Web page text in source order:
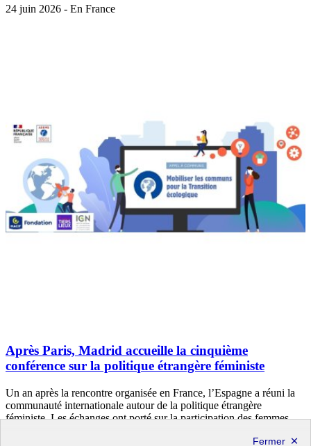
24 juin 2026 - En France
Après Paris, Madrid accueille la cinquième
conférence sur la politique étrangère féministe
Un an après la rencontre organisée en France, l’Espagne a réuni la
communauté internationale autour de la politique étrangère
féministe. Les échanges ont porté sur la participation des femmes